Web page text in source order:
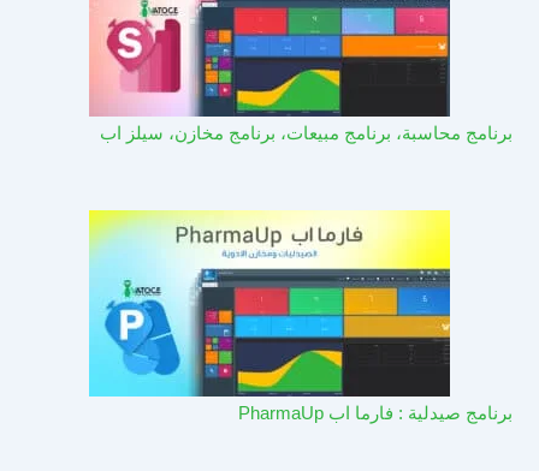
برنامج محاسبة، برنامج مبيعات، برنامج مخازن، سيلز اب
برنامج صيدلية : فارما اب PharmaUp​